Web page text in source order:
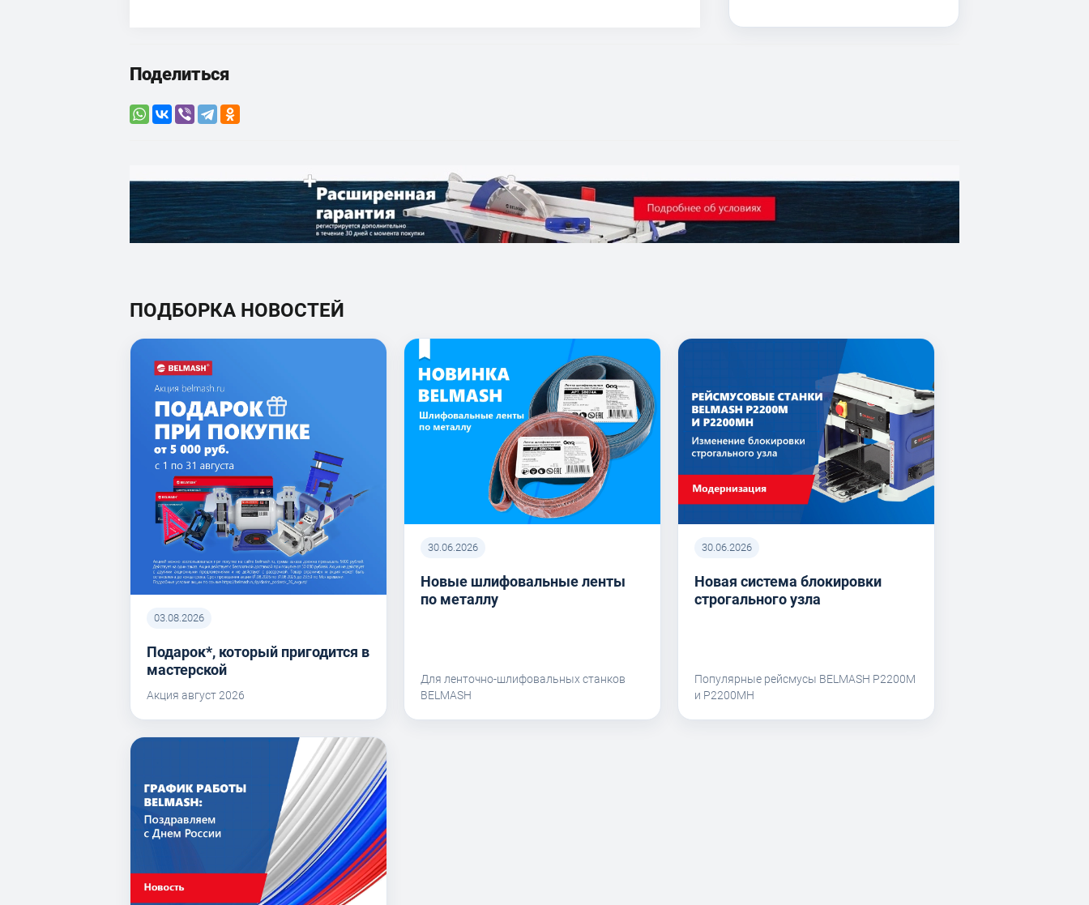
Поделиться
ПОДБОРКА НОВОСТЕЙ
03.08.2026
Подарок*, который пригодится в
мастерской
Акция август 2026
30.06.2026
Новые шлифовальные ленты
по металлу
Для ленточно-шлифовальных станков
BELMASH
30.06.2026
Новая система блокировки
строгального узла
Популярные рейсмусы BELMASH P2200M
и P2200MH